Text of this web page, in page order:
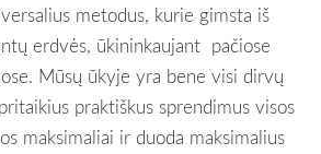
metodus, kurie gimsta iš
erdvės, ūkininkaujant pačiose
Mūsų ūkyje yra bene visi dirvų
praktiškus sprendimus visos
maksimaliai ir duoda maksimalius